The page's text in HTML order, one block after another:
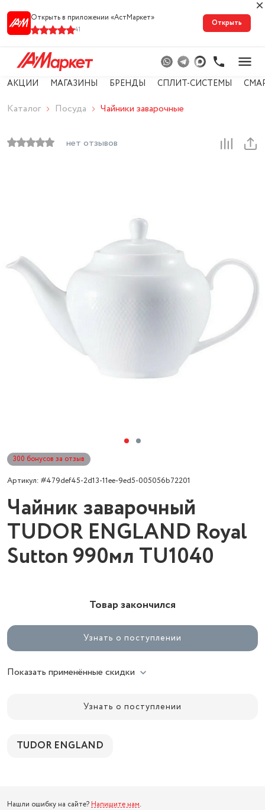
Открыть в приложении «АстМарке‪т‬»
41
Открыть
АКЦИИ МАГАЗИНЫ БРЕНДЫ СПЛИТ-СИСТЕМЫ
Каталог Посуда Чайники заварочные
нет отзывов
300 бонусов за отзыв
Артикул: #479def45-2d13-11ee-9ed5-005056b72201
Чайник заварочный
TUDOR ENGLAND Royal
Sutton 990мл TU1040
Товар закончился
Узнать о поступлении
Показать применённые скидки
Узнать о поступлении
TUDOR ENGLAND
Нашли ошибку на сайте? Напишите нам.